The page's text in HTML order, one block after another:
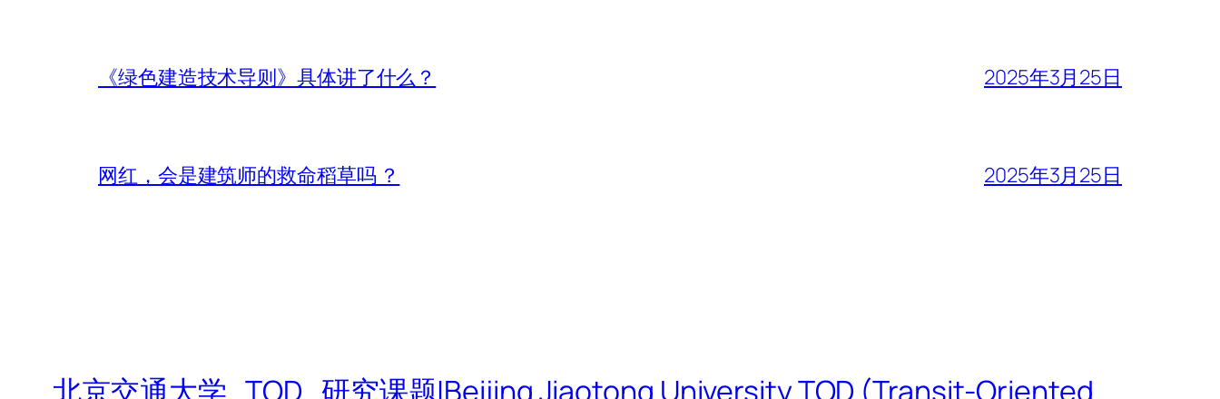
《绿色建造技术导则》具体讲了什么？ 2025年3月25日
网红，会是建筑师的救命稻草吗 ？ 2025年3月25日
北京交通大学_TOD_研究课题|Beijing Jiaotong University TOD (Transit-Oriented